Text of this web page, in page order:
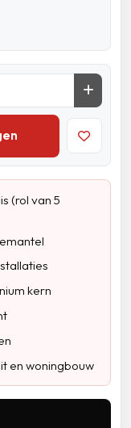
(rol van 5
kern
en woningbouw